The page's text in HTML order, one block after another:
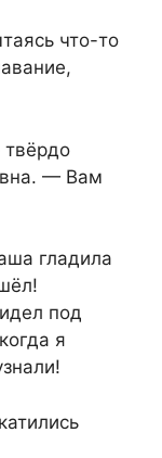
что-то
— Вам
гладила
под
я